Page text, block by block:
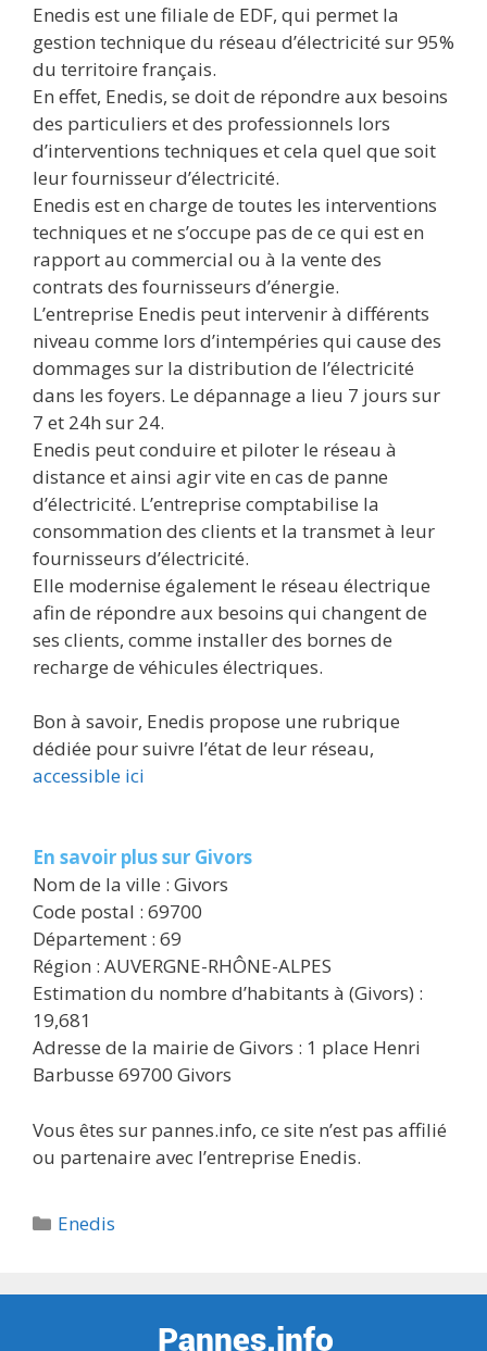
Enedis est une filiale de EDF, qui permet la
gestion technique du réseau d’électricité sur 95%
du territoire français.
En effet, Enedis, se doit de répondre aux besoins
des particuliers et des professionnels lors
d’interventions techniques et cela quel que soit
leur fournisseur d’électricité.
Enedis est en charge de toutes les interventions
techniques et ne s’occupe pas de ce qui est en
rapport au commercial ou à la vente des
contrats des fournisseurs d’énergie.
L’entreprise Enedis peut intervenir à différents
niveau comme lors d’intempéries qui cause des
dommages sur la distribution de l’électricité
dans les foyers. Le dépannage a lieu 7 jours sur
7 et 24h sur 24.
Enedis peut conduire et piloter le réseau à
distance et ainsi agir vite en cas de panne
d’électricité. L’entreprise comptabilise la
consommation des clients et la transmet à leur
fournisseurs d’électricité.
Elle modernise également le réseau électrique
afin de répondre aux besoins qui changent de
ses clients, comme installer des bornes de
recharge de véhicules électriques.
Bon à savoir, Enedis propose une rubrique
dédiée pour suivre l’état de leur réseau,
accessible ici
En savoir plus sur Givors
Nom de la ville : Givors
Code postal : 69700
Département : 69
Région : AUVERGNE-RHÔNE-ALPES
Estimation du nombre d’habitants à (Givors) :
19,681
Adresse de la mairie de Givors : 1 place Henri
Barbusse 69700 Givors
Vous êtes sur pannes.info, ce site n’est pas affilié
ou partenaire avec l’entreprise Enedis.
Catégories
Enedis